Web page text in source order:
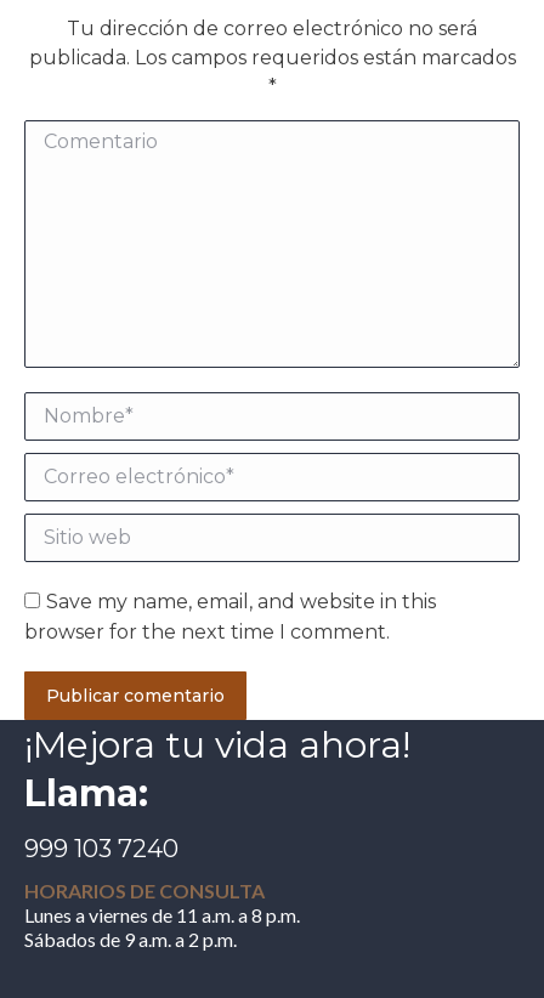
Tu dirección de correo electrónico no será
publicada. Los campos requeridos están marcados
*
Comentario
Nombre *
Correo electrónico *
Sitio web
Save my name, email, and website in this
browser for the next time I comment.
Publicar comentario
¡Mejora tu vida ahora!
Llama:
999 103 7240
HORARIOS DE CONSULTA
Lunes a viernes de 11 a.m. a 8 p.m.
Sábados de 9 a.m. a 2 p.m.